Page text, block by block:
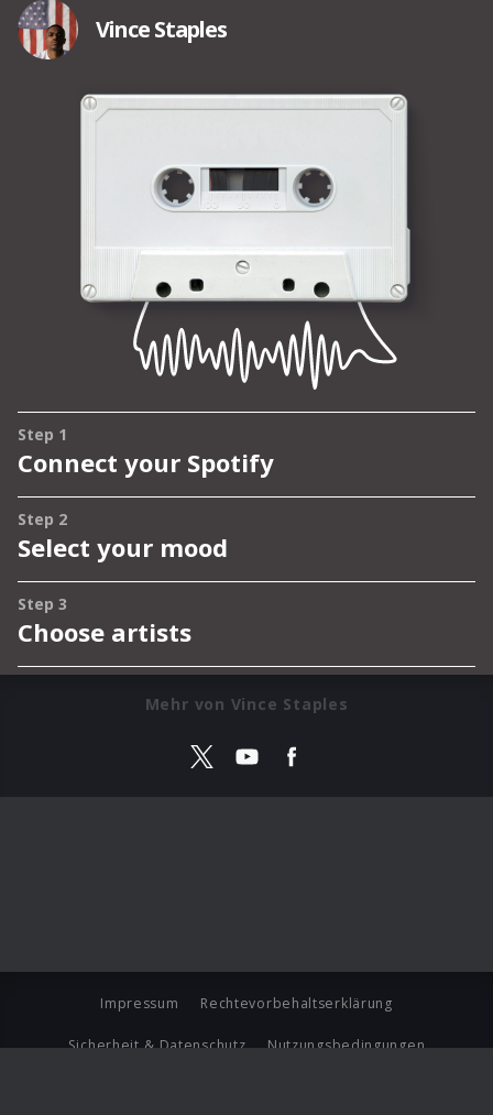
Mehr von Vince Staples
Impressum Rechtevorbehaltserklärung
Sicherheit & Datenschutz Nutzungsbedingungen